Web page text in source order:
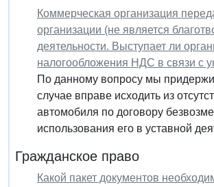
Коммерческая организация
организации (не является
деятельности. Выступает ли
налогообложения НДС в связи с
По данному вопросу мы
случае вправе исходить из
автомобиля по договору
использования его в уставной
Гражданское право
Какой пакет документов